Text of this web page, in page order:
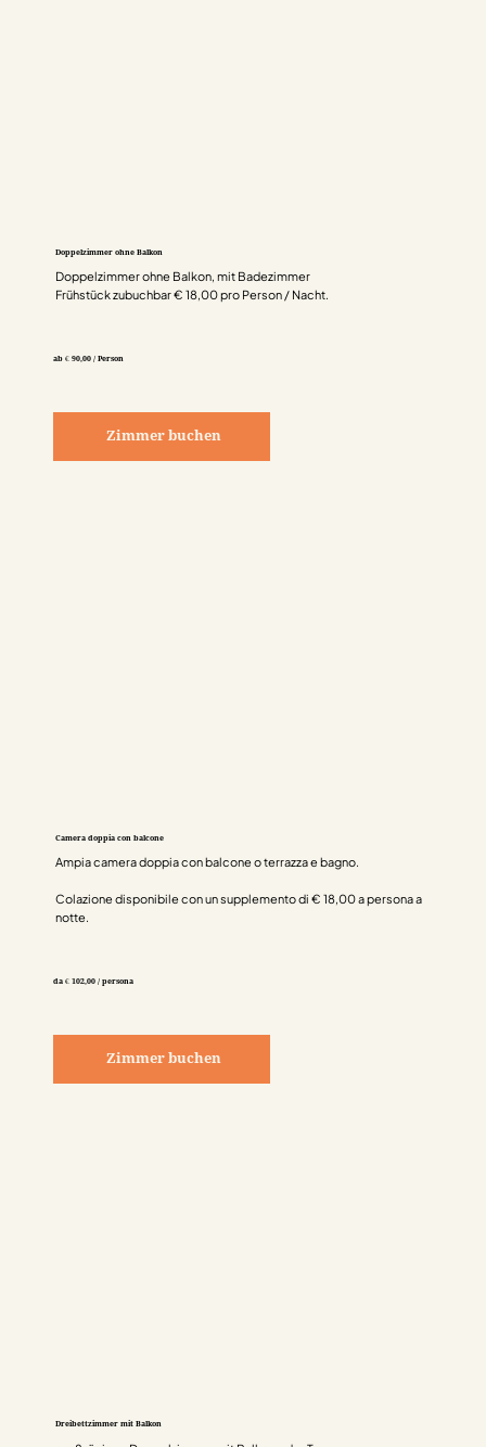
Doppelzimmer ohne Balkon
Doppelzimmer ohne Balkon, mit Badezimmer
Frühstück zubuchbar € 18,00 pro Person / Nacht.
ab € 90,00 / Person
Zimmer buchen
Camera doppia con balcone
Ampia camera doppia con balcone o terrazza e bagno.
Colazione disponibile con un supplemento di € 18,00 a persona a
notte.
da € 102,00 / persona
Zimmer buchen
Dreibettzimmer mit Balkon